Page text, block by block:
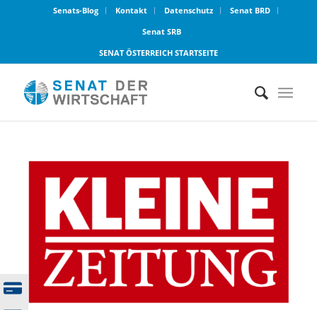
Senats-Blog Kontakt Datenschutz
Senat BRD
Senat SRB
SENAT ÖSTERREICH STARTSEITE